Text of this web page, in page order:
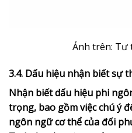
Ảnh trên: Tư
3.4. Dấu hiệu nhận biết sự
Nhận biết dấu hiệu phi
trọng, bao gồm việc chú ý
ngôn ngữ cơ thể của đối